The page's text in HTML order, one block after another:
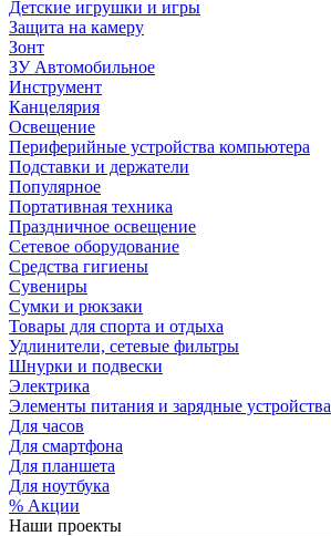
Детские игрушки и игры
Защита на камеру
Зонт
ЗУ Автомобильное
Инструмент
Канцелярия
Освещение
Периферийные устройства компьютера
Подставки и держатели
Популярное
Портативная техника
Праздничное освещение
Сетевое оборудование
Средства гигиены
Сувениры
Сумки и рюкзаки
Товары для спорта и отдыха
Удлинители, сетевые фильтры
Шнурки и подвески
Электрика
Элементы питания и зарядные устройства
Для часов
Для смартфона
Для планшета
Для ноутбука
% Акции
Наши проекты